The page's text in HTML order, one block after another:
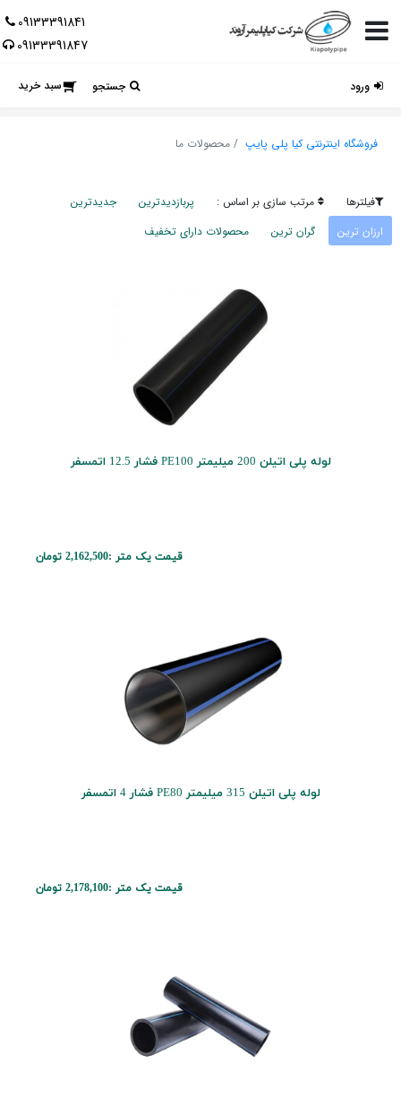
09133391841
09133391847
سبد خرید جستجو ورود
فروشگاه اینترنتی کیا پلی پایپ محصولات ما
فیلترها مرتب سازی بر اساس : پربازدیدترین
جدیدترین
ارزان ترین
گران ترین محصولات دارای تخفیف
لوله پلی اتیلن 200 میلیمتر PE100 فشار 12.5 اتمسفر
قیمت یک متر :2,162,500 تومان
لوله پلی اتیلن 315 میلیمتر PE80 فشار 4 اتمسفر
قیمت یک متر :2,178,100 تومان